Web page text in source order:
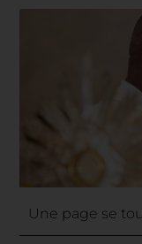
Une page se